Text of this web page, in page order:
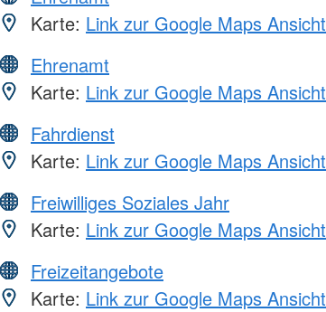
Karte: Link zur Google Maps Ansicht
Ehrenamt
Karte: Link zur Google Maps Ansicht
Fahrdienst
Karte: Link zur Google Maps Ansicht
Freiwilliges Soziales Jahr
Karte: Link zur Google Maps Ansicht
Freizeitangebote
Karte: Link zur Google Maps Ansicht